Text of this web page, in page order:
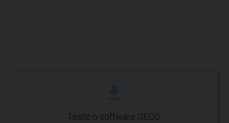
Teste o software GEO5.